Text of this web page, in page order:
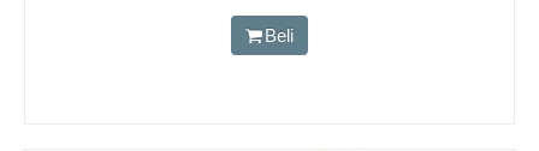
CARI PARTISI PENYEKAT RUANGAN KEDAP SUARA UNTUK RUANG KELAS KAMPUS
Beli